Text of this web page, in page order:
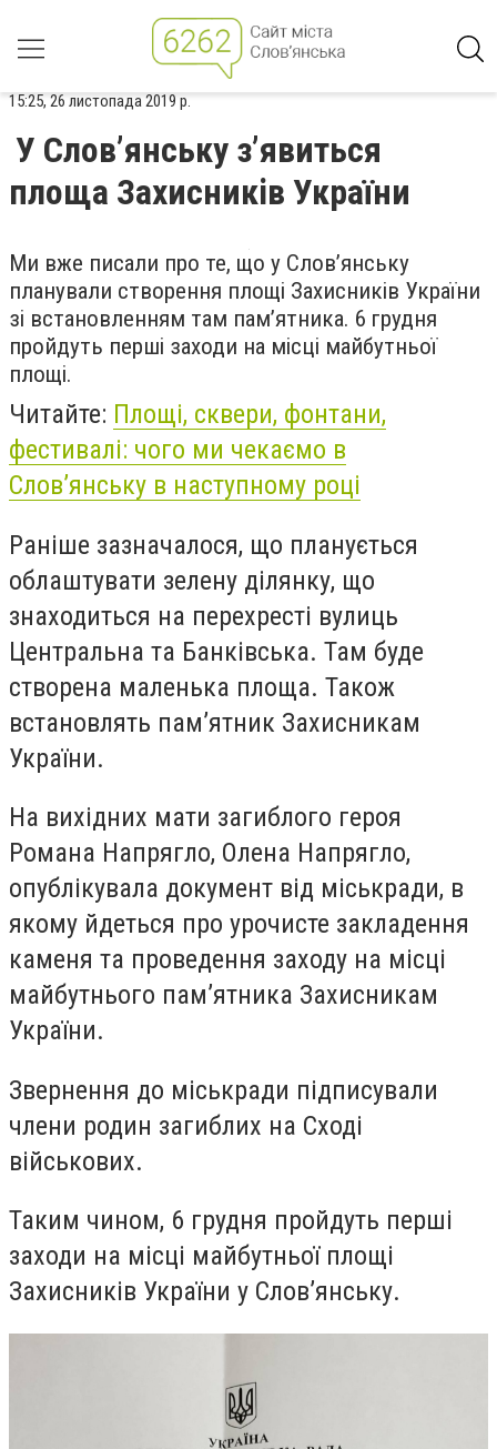
15:25, 26 листопада 2019 р.
У Слов’янську з’явиться
площа Захисників України
Ми вже писали про те, що у Слов’янську
планували створення площі Захисників України
зі встановленням там пам’ятника. 6 грудня
пройдуть перші заходи на місці майбутньої
площі.
Читайте: Площі, сквери, фонтани,
фестивалі: чого ми чекаємо в
Слов’янську в наступному році
Раніше зазначалося, що планується
облаштувати зелену ділянку, що
знаходиться на перехресті вулиць
Центральна та Банківська. Там буде
створена маленька площа. Також
встановлять пам’ятник Захисникам
України.
На вихідних мати загиблого героя
Романа Напрягло, Олена Напрягло,
опублікувала документ від міськради, в
якому йдеться про урочисте закладення
каменя та проведення заходу на місці
майбутнього пам’ятника Захисникам
України.
Звернення до міськради підписували
члени родин загиблих на Сході
військових.
Таким чином, 6 грудня пройдуть перші
заходи на місці майбутньої площі
Захисників України у Слов’янську.